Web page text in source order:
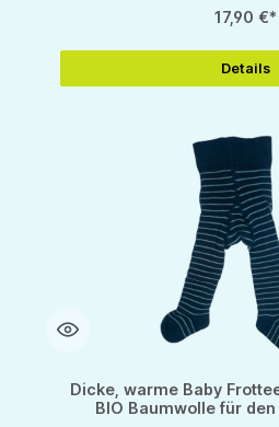
17,90 €*
Details
Dicke, warme Baby
BIO Baumwolle für